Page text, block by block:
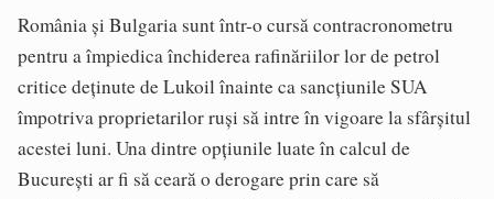
România şi Bulgaria sunt într-o cursă contracronometru
pentru a împiedica închiderea rafinăriilor lor de petrol
critice deţinute de Lukoil înainte ca sancţiunile SUA
împotriva proprietarilor ruşi să intre în vigoare la sfârşitul
acestei luni. Una dintre opţiunile luate în calcul de
Bucureşti ar fi să ceară o derogare prin care să